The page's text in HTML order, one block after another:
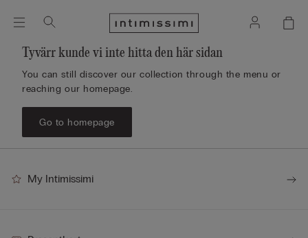
Tyvärr kunde vi inte hitta den här sidan
You can still discover our collection through the menu or
reaching our homepage.
Go to homepage
My Intimissimi